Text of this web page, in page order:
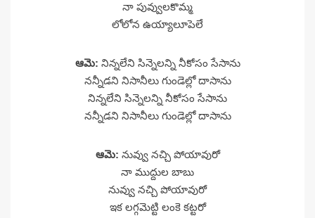
నా పువ్వులకొమ్మ
లోలోన ఉయ్యాలూపెలే
ఆమె: నిన్నలేని సిన్నెలన్ని నీకోసం సేసాను
నన్నీడని నిసానీలు గుండెల్లో దాసాను
నిన్నలేని సిన్నెలన్ని నీకోసం సేసాను
నన్నీడని నిసానీలు గుండెల్లో దాసాను
ఆమె: నువ్వు నచ్చి పోయావురో
నా ముద్దుల బాబు
నువ్వు నచ్చి పోయావురో
ఇక లగ్గమెట్టి లంకె కట్టరో